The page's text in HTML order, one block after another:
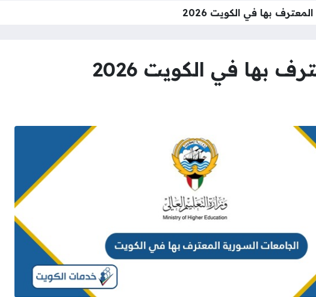
بها في الكويت 2026
بها في الكويت 2026